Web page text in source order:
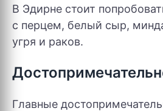
В Эдирне стоит
с перцем, белый сыр,
угря и раков.
Главные